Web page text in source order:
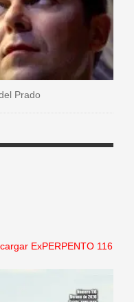
Prado
ExPERPENTO 116